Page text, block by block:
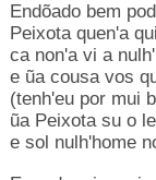
Endõado bem
Peixota quen'a
ca non'a vi a nulh
e ũa cousa vos
(tenh'eu por mui
ũa Peixota su o
e sol nulh'home